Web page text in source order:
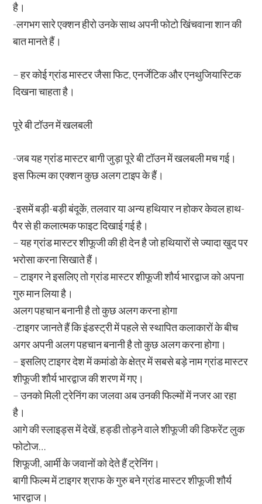
है।
-लगभग सारे एक्शन हीरो उनके साथ अपनी फोटो खिंचवाना शान की
बात मानते हैं।
– हर कोई ग्रांड मास्टर जैसा फिट, एनर्जेटिक और एनथुजियास्टिक
दिखना चाहता है।
पूरे बी टॉउन में खलबली
-जब यह ग्रांड मास्टर बागी जुड़ा पूरे बी टॉउन में खलबली मच गई।
इस फिल्म का एक्शन कुछ अलग टाइप के हैं।
-इसमें बड़ी-बड़ी बंदूकें, तलवार या अन्य हथियार न होकर केवल हाथ-
पैर से ही कलात्मक फाइट दिखाई गई है।
– यह ग्रांड मास्टर शीफूजी की ही देन है जो हथियारों से ज्यादा खुद पर
भरोसा करना सिखाते हैं।
– टाइगर ने इसलिए तो ग्रांड मास्टर शीफूजी शौर्य भारद्वाज को अपना
गुरु मान लिया है।
अलग पहचान बनानी है तो कुछ अलग करना होगा
-टाइगर जानते हैं कि इंडस्ट्री में पहले से स्थापित कलाकारों के बीच
अगर अपनी अलग पहचान बनानी है तो कुछ अलग करना होगा।
– इसलिए टाइगर देश में कमांडो के क्षेत्र में सबसे बड़े नाम ग्रांड मास्टर
शीफूजी शौर्य भारद्वाज की शरण में गए।
– उनको मिली ट्रेनिंग का जलवा अब उनकी फिल्मों में नजर आ रहा
है।
आगे की स्लाइड्स में देखें, हड्डी तोड़ने वाले शीफूजी की डिफरेंट लुक
फोटोज…
शिफूजी, आर्मी के जवानों को देते हैं ट्रेनिंग।
बागी फिल्म में टाइगर श्राफ के गुरु बने ग्रांड मास्टर शीफूजी शौर्य
भारद्वाज।